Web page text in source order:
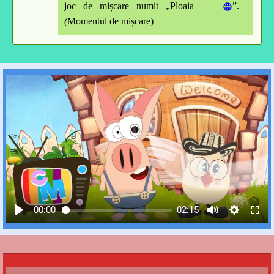
joc de mișcare numit „Ploaia
”.
(Momentul de mișcare)
00:00 02:15